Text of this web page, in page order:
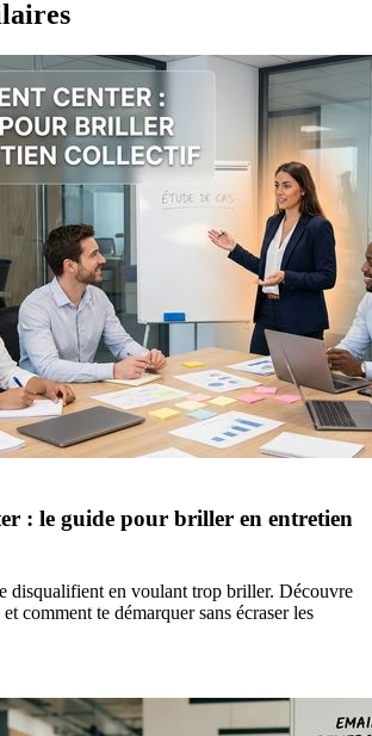
: le guide pour briller en entretien
disqualifient en voulant trop briller. Découvre
comment te démarquer sans écraser les